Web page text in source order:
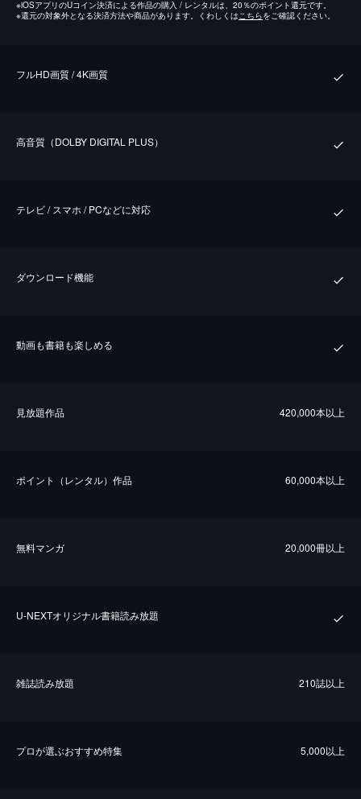
※iOSアプリのUコイン決済による作品の購入 / レンタルは、20％のポイント還元です。
※還元の対象外となる決済方法や商品があります。くわしくはこちらをご確認ください。
フルHD画質 / 4K画質
⾼⾳質（DOLBY DIGITAL PLUS）
テレビ / スマホ / PCなどに対応
ダウンロード機能
動画も書籍も楽しめる
⾒放題作品 420,000本以上
ポイント（レンタル）作品 60,000本以上
無料マンガ 20,000冊以上
U-NEXTオリジナル書籍読み放題
雑誌読み放題 210誌以上
プロが選ぶおすすめ特集 5,000以上